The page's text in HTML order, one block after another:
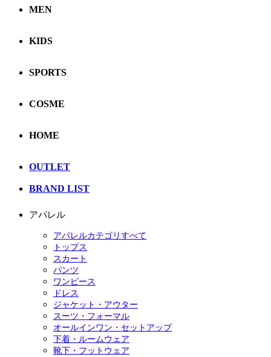
MEN
KIDS
SPORTS
COSME
HOME
OUTLET
BRAND LIST
アパレル
アパレルカテゴリすべて
トップス
スカート
パンツ
ワンピース
ドレス
ジャケット・アウター
スーツ・フォーマル
オールインワン・セットアップ
下着・ルームウェア
靴下・フットウェア